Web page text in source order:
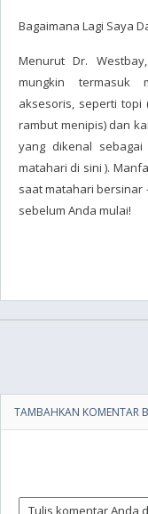
Bagaimana Lagi Saya
Menurut Dr.
mungkin termasuk
aksesoris, seperti
rambut menipis) dan
yang dikenal
matahari di sini ).
saat matahari
sebelum Anda mulai!
TAMBAHKAN KOMENTAR